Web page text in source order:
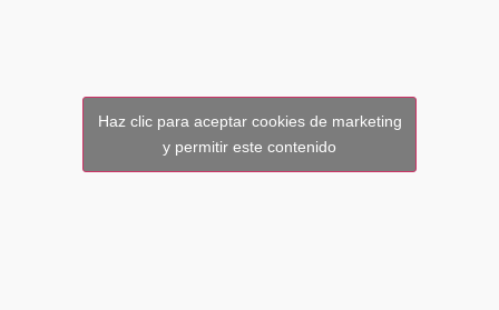
Haz clic para aceptar cookies de marketing
y permitir este contenido